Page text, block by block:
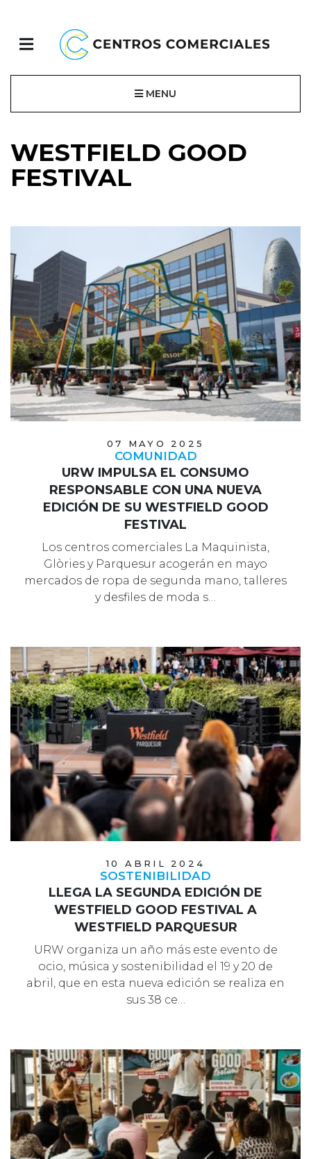
MENU
WESTFIELD GOOD
FESTIVAL
07 MAYO 2025
COMUNIDAD
URW IMPULSA EL CONSUMO
RESPONSABLE CON UNA NUEVA
EDICIÓN DE SU WESTFIELD GOOD
FESTIVAL
Los centros comerciales La Maquinista,
Glòries y Parquesur acogerán en mayo
mercados de ropa de segunda mano, talleres
y desfiles de moda s…
10 ABRIL 2024
SOSTENIBILIDAD
LLEGA LA SEGUNDA EDICIÓN DE
WESTFIELD GOOD FESTIVAL A
WESTFIELD PARQUESUR
URW organiza un año más este evento de
ocio, música y sostenibilidad el 19 y 20 de
abril, que en esta nueva edición se realiza en
sus 38 ce…